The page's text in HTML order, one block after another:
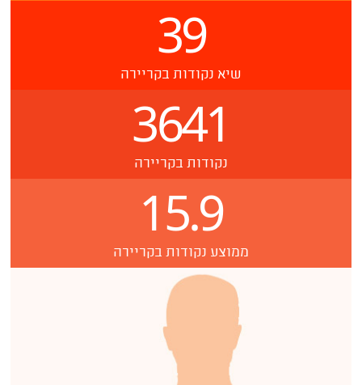
39
שיא נקודות בקריירה
3641
נקודות בקריירה
15.9
ממוצע נקודות בקריירה